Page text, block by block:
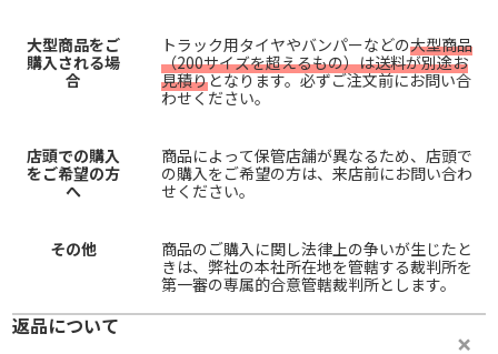
大型商品をご
購入される場
合
トラック用タイヤやバンパーなどの大型商品
（200サイズを超えるもの）は送料が別途お
見積りとなります。必ずご注文前にお問い合
わせください。
店頭での購入
をご希望の方
へ
商品によって保管店舗が異なるため、店頭で
の購入をご希望の方は、来店前にお問い合わ
せください。
その他
商品のご購入に関し法律上の争いが生じたと
きは、弊社の本社所在地を管轄する裁判所を
第一審の専属的合意管轄裁判所とします。
返品について